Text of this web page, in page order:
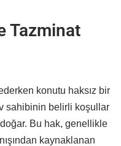
Tazminat
konutu haksız bir
sahibinin belirli koşullar
Bu hak, genellikle
kaynaklanan